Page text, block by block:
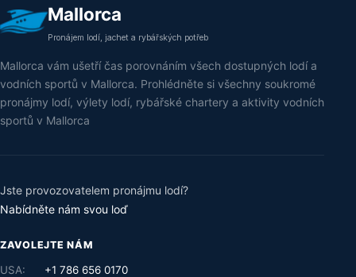
Mallorca
Pronájem lodí, jachet a rybářských potřeb
Mallorca vám ušetří čas porovnáním všech dostupných lodí a
vodních sportů v Mallorca. Prohlédněte si všechny soukromé
pronájmy lodí, výlety lodí, rybářské chartery a aktivity vodních
sportů v Mallorca
Jste provozovatelem pronájmu lodí?
Nabídněte nám svou loď
ZAVOLEJTE NÁM
USA:
+1 786 656 0170